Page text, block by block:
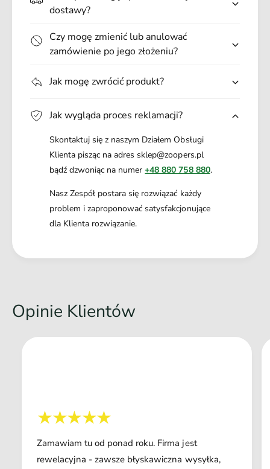
dostawy?
Czy mogę zmienić lub anulować
zamówienie po jego złożeniu?
Jak mogę zwrócić produkt?
Jak wygląda proces reklamacji?
Skontaktuj się z naszym Działem Obsługi
Klienta pisząc na adres sklep@zoopers.pl
bądź dzwoniąc na numer+48 880 758 880.
Nasz Zespół postara się rozwiązać każdy
problem i zaproponować satysfakcjonujące
dla Klienta rozwiązanie.
Opinie Klientów
Zamawiam tu od ponad roku. Firma jest
rewelacyjna - zawsze błyskawiczna wysyłka,